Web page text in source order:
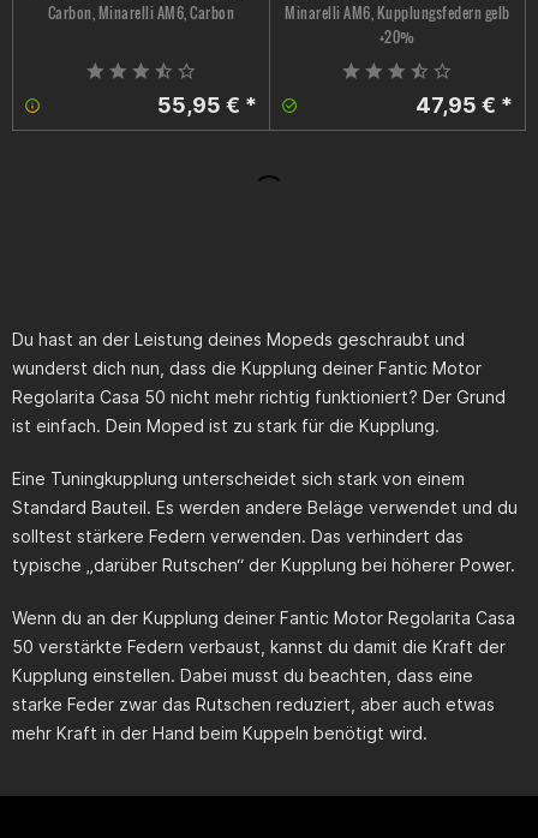
Carbon, Minarelli AM6, Carbon
55,95 € *
Minarelli AM6, Kupplungsfedern gelb
+20%
47,95 € *
Du hast an der Leistung deines Mopeds geschraubt und
wunderst dich nun, dass die Kupplung deiner Fantic Motor
Regolarita Casa 50 nicht mehr richtig funktioniert? Der Grund
ist einfach. Dein Moped ist zu stark für die Kupplung.
Eine Tuningkupplung unterscheidet sich stark von einem
Standard Bauteil. Es werden andere Beläge verwendet und du
solltest stärkere Federn verwenden. Das verhindert das
typische „darüber Rutschen“ der Kupplung bei höherer Power.
Wenn du an der Kupplung deiner Fantic Motor Regolarita Casa
50 verstärkte Federn verbaust, kannst du damit die Kraft der
Kupplung einstellen. Dabei musst du beachten, dass eine
starke Feder zwar das Rutschen reduziert, aber auch etwas
mehr Kraft in der Hand beim Kuppeln benötigt wird.